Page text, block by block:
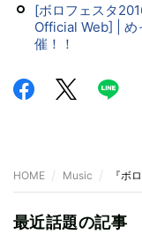
[ボロフェスタ
Official Web] | め
催！！
HOME Music 『ボ
最近話題の記事